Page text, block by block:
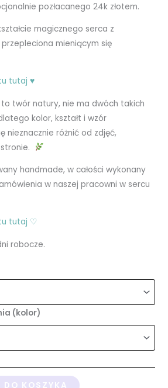
pozłacanego 24k złotem.
magicznego serca z
mieniącym się
tutaj ♥
twór natury, nie ma dwóch takich
kolor, kształt i wzór
nieznacznie różnić od zdjęć,
handmade, w całości wykonany
w naszej pracowni w sercu
tutaj ♡
robocze.
(kolor)
DO KOSZYKA